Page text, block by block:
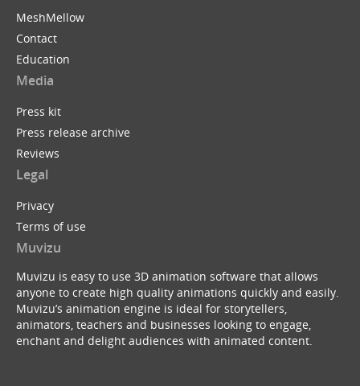
MeshMellow
Contact
Education
Media
Press kit
Press release archive
Reviews
Legal
Privacy
Terms of use
Muvizu
Muvizu is easy to use 3D animation software that allows
anyone to create high quality animations quickly and easily.
Muvizu’s animation engine is ideal for storytellers,
animators, teachers and businesses looking to engage,
enchant and delight audiences with animated content.